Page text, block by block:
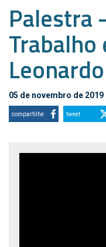
Palestra
Trabalho
05 de novembro de 2019
compartilhe tweet